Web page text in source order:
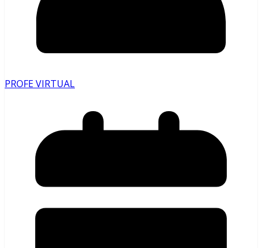
PROFE VIRTUAL